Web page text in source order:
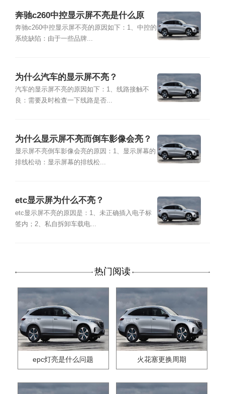
奔驰c260中控显示屏不亮是什么原
因？
奔驰c260中控显示屏不亮的原因如下：1、中控的
系统缺陷：由于一些品牌...
为什么汽车的显示屏不亮？
汽车的显示屏不亮的原因如下：1、线路接触不
良：需要及时检查一下线路是否...
为什么显示屏不亮而倒车影像会亮？
显示屏不亮倒车影像会亮的原因：1、显示屏幕的
排线松动：显示屏幕的排线松...
etc显示屏为什么不亮？
etc显示屏不亮的原因是：1、未正确插入电子标
签内；2、私自拆卸车载电...
热门阅读
epc灯亮是什么问题 火花塞更换周期